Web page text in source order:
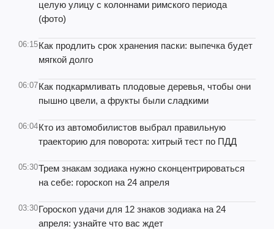
целую улицу с колоннами римского периода
(фото)
06:15Как продлить срок хранения паски: выпечка будет
мягкой долго
06:07Как подкармливать плодовые деревья, чтобы они
пышно цвели, а фрукты были сладкими
06:04Кто из автомобилистов выбрал правильную
траекторию для поворота: хитрый тест по ПДД
05:30Трем знакам зодиака нужно сконцентрироваться
на себе: гороскоп на 24 апреля
03:30Гороскоп удачи для 12 знаков зодиака на 24
апреля: узнайте что вас ждет